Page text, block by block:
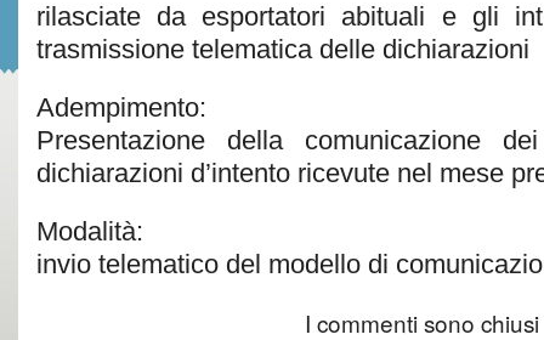
rilasciate da esportatori abituali e gli
trasmissione telematica delle dichiarazioni
Adempimento:
Presentazione della comunicazione
dichiarazioni d’intento ricevute nel mese
Modalità:
invio telematico del modello di
I commenti sono chiusi